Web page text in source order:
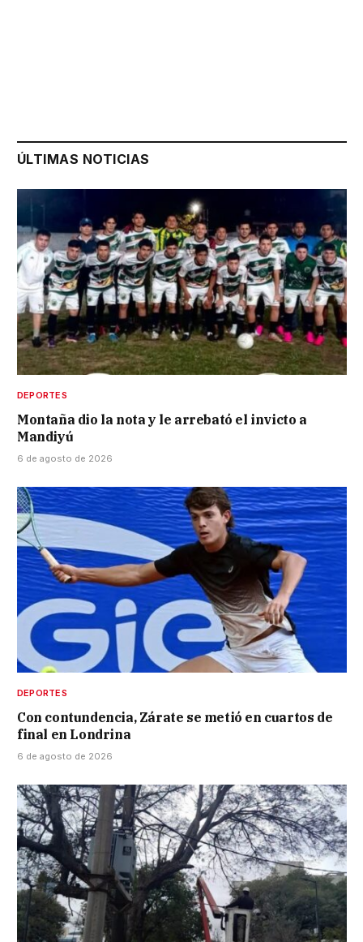
ÚLTIMAS NOTICIAS
DEPORTES
Montaña dio la nota y le arrebató el invicto a
Mandiyú
6 de agosto de 2026
DEPORTES
Con contundencia, Zárate se metió en cuartos de
final en Londrina
6 de agosto de 2026